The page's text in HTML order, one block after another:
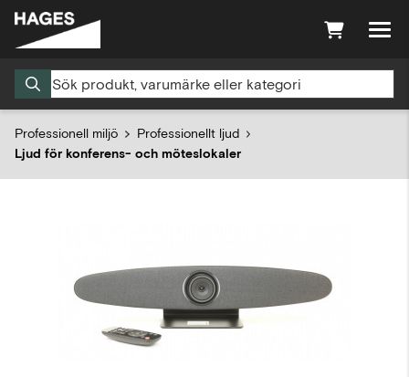
Professionell miljö
Professionellt ljud
Ljud för konferens- och möteslokaler